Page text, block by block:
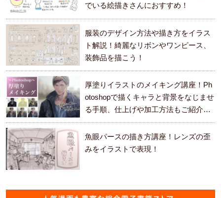
でいる絵描きさんにおすすめ！
服装のデザイン方法や描き方をイラス
ト解説！綺麗なリボンやワンピース、
装飾品を描こう！
厚塗りイラストのメイキング講座！Ph
otoshopで描くキャラと背景をなじませ
る手順、仕上げや加工方法もご紹介し
ます。
魚眼パースの描き方講座！レンズの歪
みをイラストで表現！